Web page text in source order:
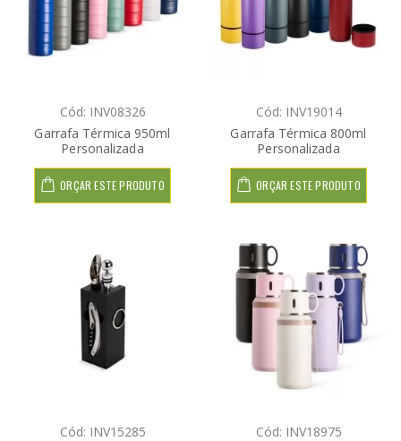
Cód: INV08326
Garrafa Térmica 950ml
Personalizada
ORÇAR ESTE PRODUTO
Cód: INV19014
Garrafa Térmica 800ml
Personalizada
ORÇAR ESTE PRODUTO
Cód: INV15285
Cód: INV18975